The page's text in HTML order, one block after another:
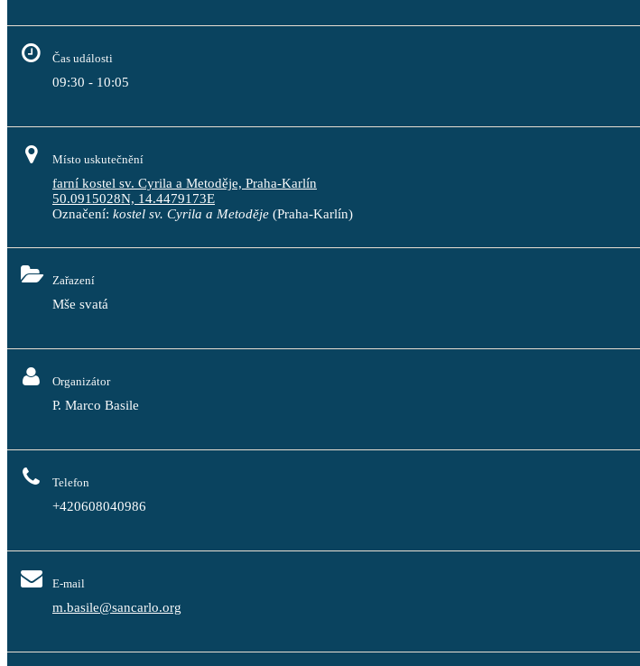
Čas události
09:30 - 10:05
Místo uskutečnění
farní kostel sv. Cyrila a Metoděje, Praha-Karlín
50.0915028N, 14.4479173E
Označení: kostel sv. Cyrila a Metoděje (Praha-Karlín)
Zařazení
Mše svatá
Organizátor
P. Marco Basile
Telefon
+420608040986
E-mail
m.basile@sancarlo.org